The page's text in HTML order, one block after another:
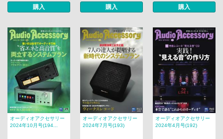
購入 購入 購入
オーディオアクセサリー
2024年10月号(194...
オーディオアクセサリー
2024年7月号(193)
オーディオアクセサリー
2024年4月号(192)